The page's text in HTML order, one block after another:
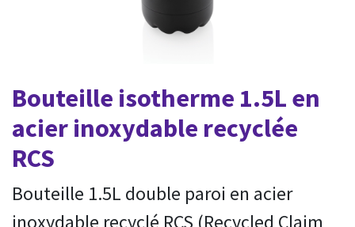
Bouteille isotherme 1.5L en
acier inoxydable recyclée
RCS
Bouteille 1.5L double paroi en acier
inoxydable recyclé RCS (Recycled Claim